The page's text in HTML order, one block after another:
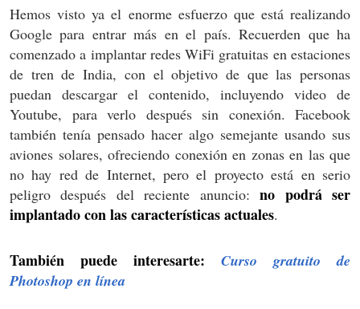
Hemos visto ya el enorme esfuerzo que está realizando
Google para entrar más en el país. Recuerden que ha
comenzado a implantar redes WiFi gratuitas en estaciones
de tren de India, con el objetivo de que las personas
puedan descargar el contenido, incluyendo video de
Youtube, para verlo después sin conexión. Facebook
también tenía pensado hacer algo semejante usando sus
aviones solares, ofreciendo conexión en zonas en las que
no hay red de Internet, pero el proyecto está en serio
peligro después del reciente anuncio:no podrá ser
implantado con las características actuales.
También puede interesarte: Curso gratuito de
Photoshop en línea